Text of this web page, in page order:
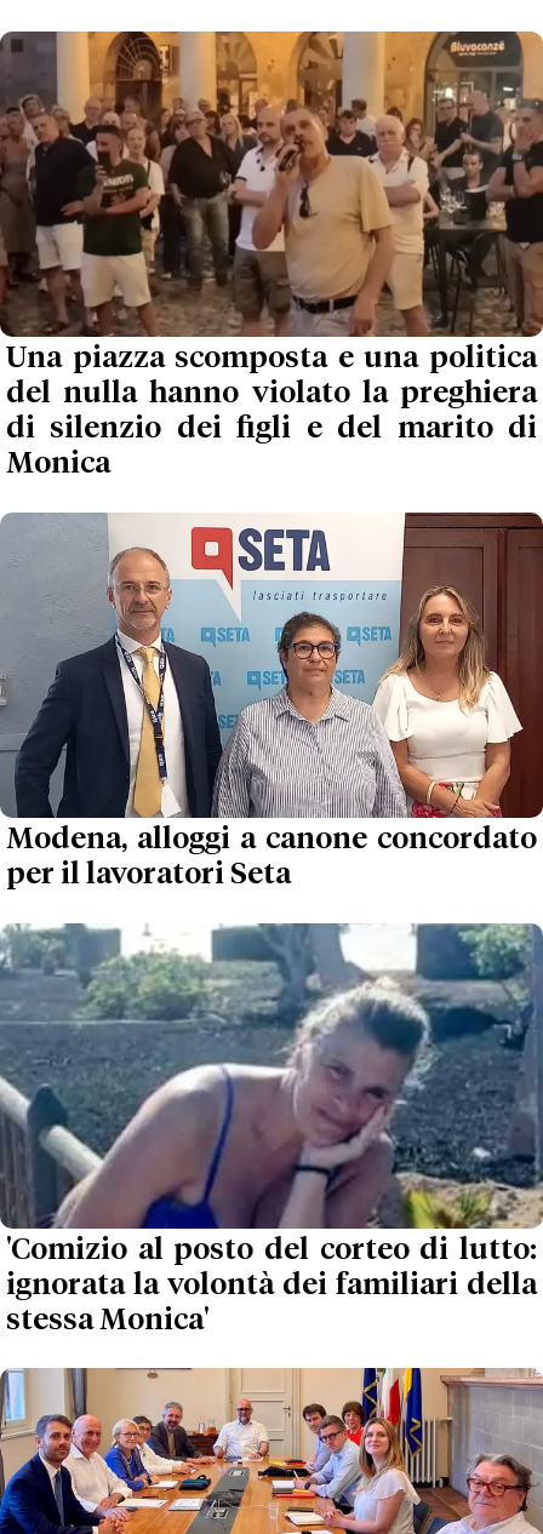
Una piazza scomposta e una politica
del nulla hanno violato la preghiera
di silenzio dei figli e del marito di
Monica
Modena, alloggi a canone concordato
per il lavoratori Seta
'Comizio al posto del corteo di lutto:
ignorata la volontà dei familiari della
stessa Monica'